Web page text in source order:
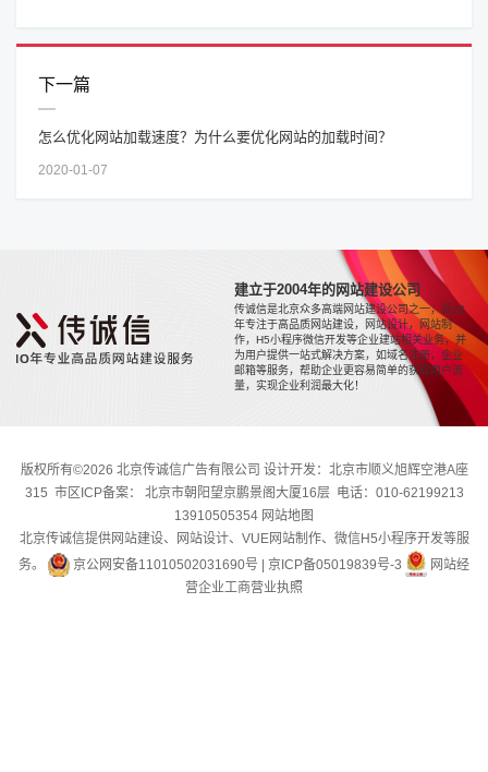
下一篇
怎么优化网站加载速度？为什么要优化网站的加载时间？
2020-01-07
建立于2004年的网站建设公司
传诚信是北京众多高端网站建设公司之一，近20
年专注于高品质网站建设，网站设计，网站制
作，H5小程序微信开发等企业建站相关业务，并
为用户提供一站式解决方案，如域名注册，企业
邮箱等服务，帮助企业更容易简单的获取用户流
量，实现企业利润最大化！
版权所有©2026 北京传诚信广告有限公司 设计开发：北京市顺义旭辉空港A座
315 市区ICP备案： 北京市朝阳望京鹏景阁大厦16层 电话：010-62199213
13910505354 网站地图
北京传诚信提供网站建设、网站设计、VUE网站制作、微信H5小程序开发等服
务。
京公网安备11010502031690号 | 京ICP备05019839号-3
网站经
营企业工商营业执照